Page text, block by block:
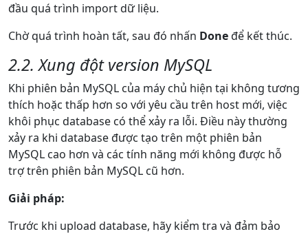
đầu quá trình import dữ liệu.
Chờ quá trình hoàn tất, sau đó nhấn Doneđể kết thúc.
2.2. Xung đột version MySQL
Khi phiên bản MySQL của máy chủ hiện tại không tương
thích hoặc thấp hơn so với yêu cầu trên host mới, việc
khôi phục database có thể xảy ra lỗi. Điều này thường
xảy ra khi database được tạo trên một phiên bản
MySQL cao hơn và các tính năng mới không được hỗ
trợ trên phiên bản MySQL cũ hơn.
Giải pháp:
Trước khi upload database, hãy kiểm tra và đảm bảo